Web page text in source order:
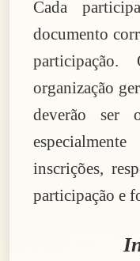
Cada
documento
organização
deverão ser
inscrições,
participação e